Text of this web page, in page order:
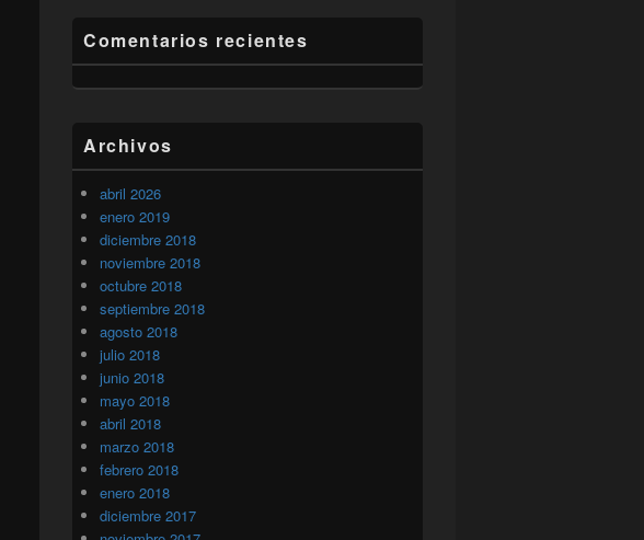
Comentarios recientes
Archivos
abril 2026
enero 2019
diciembre 2018
noviembre 2018
octubre 2018
septiembre 2018
agosto 2018
julio 2018
junio 2018
mayo 2018
abril 2018
marzo 2018
febrero 2018
enero 2018
diciembre 2017